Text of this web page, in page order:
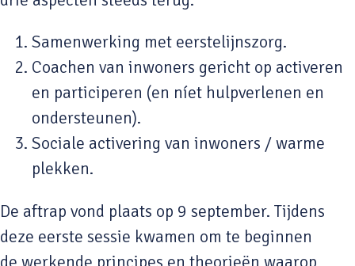
Samenwerking met eerstelijnszorg.
Coachen van inwoners gericht op activeren
en participeren (en níet hulpverlenen en
ondersteunen).
Sociale activering van inwoners / warme
plekken.
De aftrap vond plaats op 9 september. Tijdens
deze eerste sessie kwamen om te beginnen
de werkende principes en theorieën waarop